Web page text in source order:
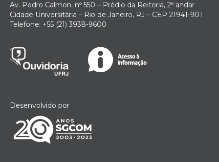
Av. Pedro Calmon. nº 550 – Prédio da Reitoria, 2º andar
Cidade Universitária – Rio de Janeiro, RJ – CEP 21941-901
Telefone: +55 (21) 3938-9600
Desenvolvido por